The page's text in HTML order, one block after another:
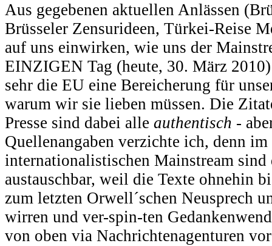
Aus gegebenen aktuellen Anlässen
Brüsseler Zensurideen, Türkei-Reise
auf uns einwirken, wie uns der
EINZIGEN Tag (heute, 30. März
sehr die EU eine Bereicherung für
warum wir sie lieben müssen. Die
Presse sind dabei alle authentisch -
Quellenangaben verzichte ich, denn
internationalistischen Mainstream sind
austauschbar, weil die Texte ohnehin
zum letzten Orwell´schen Neusprech
wirren und ver-spin-ten
von oben via Nachrichtenagenturen